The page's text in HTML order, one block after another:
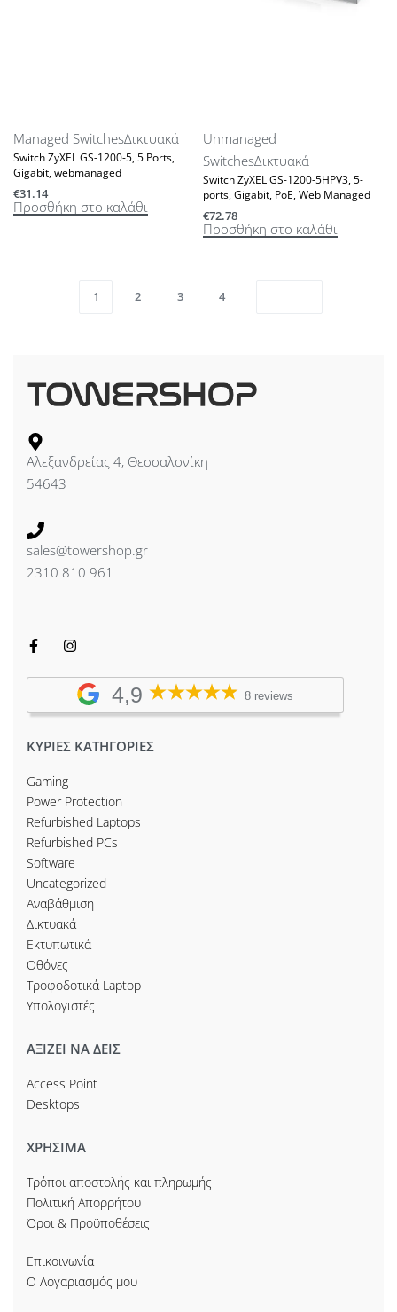
Managed SwitchesΔικτυακά
Switch ZyXEL GS-1200-5, 5 Ports,
Gigabit, webmanaged
€31.14
Προσθήκη στο καλάθι
Unmanaged
SwitchesΔικτυακά
Switch ZyXEL GS-1200-5HPV3, 5-
ports, Gigabit, PoE, Web Managed
€72.78
Προσθήκη στο καλάθι
1 2 3 4
Αλεξανδρείας 4, Θεσσαλονίκη
54643
sales@towershop.gr
2310 810 961
4,9 8 reviews
ΚΥΡΙΕΣ ΚΑΤΗΓΟΡΙΕΣ
Gaming
Power Protection
Refurbished Laptops
Refurbished PCs
Software
Uncategorized
Αναβάθμιση
Δικτυακά
Εκτυπωτικά
Οθόνες
Τροφοδοτικά Laptop
Υπολογιστές
ΑΞΙΖΕΙ ΝΑ ΔΕΙΣ
Access Point
Desktops
ΧΡΗΣΙΜΑ
Τρόποι αποστολής και πληρωμής
Πολιτική Απορρήτου
Όροι & Προϋποθέσεις
Επικοινωνία
Ο Λογαριασμός μου